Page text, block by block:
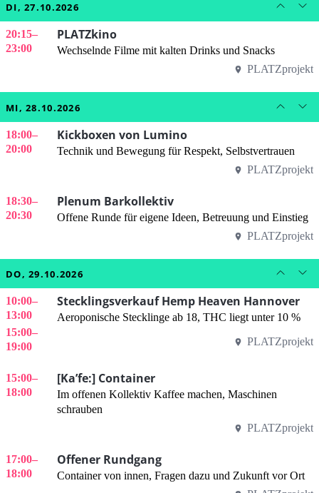
DI, 27.10.2026
20:15–
23:00
PLATZkino
Wechselnde Filme mit kalten Drinks und Snacks
PLATZprojekt
MI, 28.10.2026
18:00–
20:00
Kickboxen von Lumino
Technik und Bewegung für Respekt, Selbstvertrauen
PLATZprojekt
18:30–
20:30
Plenum Barkollektiv
Offene Runde für eigene Ideen, Betreuung und Einstieg
PLATZprojekt
DO, 29.10.2026
10:00–
13:00
15:00–
19:00
Stecklingsverkauf Hemp Heaven Hannover
Aeroponische Stecklinge ab 18, THC liegt unter 10 %
PLATZprojekt
15:00–
18:00
[Ka’fe:] Container
Im offenen Kollektiv Kaffee machen, Maschinen
schrauben
PLATZprojekt
17:00–
18:00
Offener Rundgang
Container von innen, Fragen dazu und Zukunft vor Ort